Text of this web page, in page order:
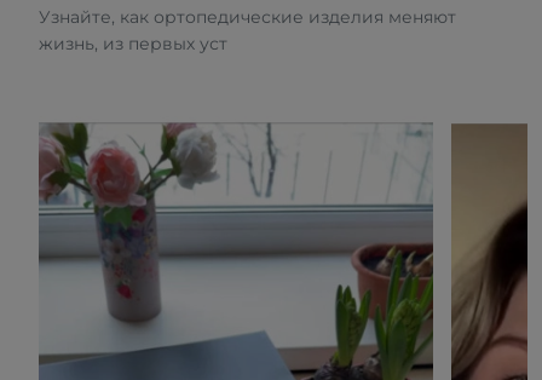
Узнайте, как ортопедические изделия меняют
жизнь, из первых уст